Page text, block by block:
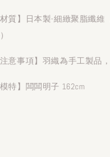
材質】日本製-細緻聚脂纖
注意事項】羽織為手工製品
模特】闆闆明子 162cm